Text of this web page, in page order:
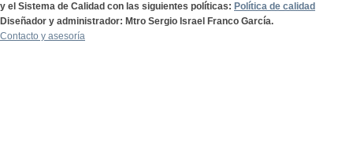
y el Sistema de Calidad con las siguientes políticas: Política de calidad
Diseñador y administrador: Mtro Sergio Israel Franco García.
Contacto y asesoría